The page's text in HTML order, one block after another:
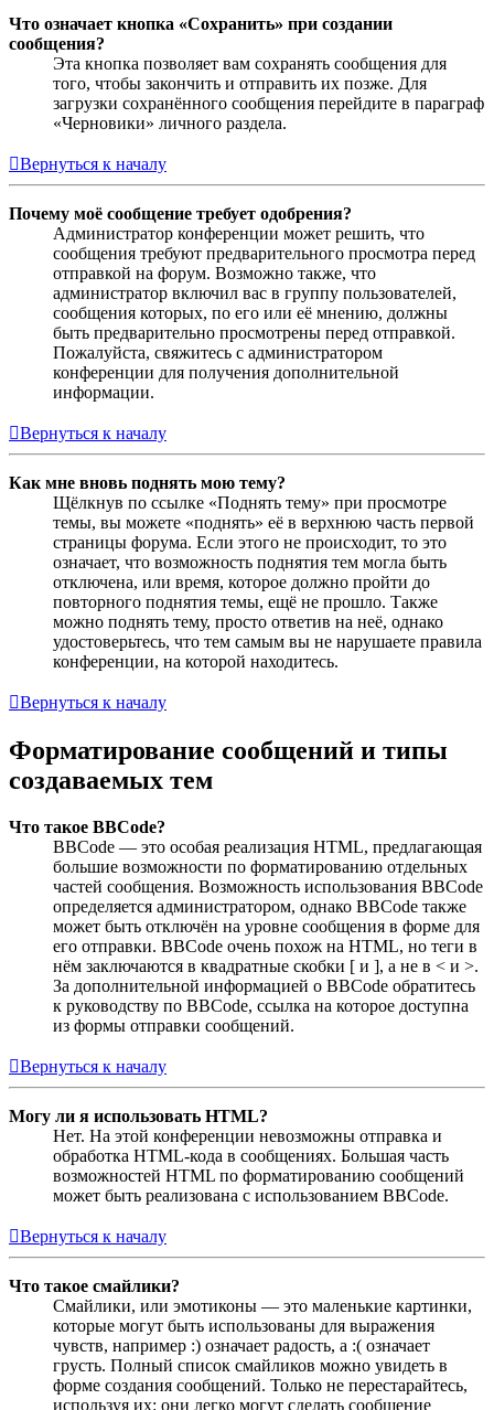
Что означает кнопка «Сохранить» при создании
сообщения?
Эта кнопка позволяет вам сохранять сообщения для
того, чтобы закончить и отправить их позже. Для
загрузки сохранённого сообщения перейдите в параграф
«Черновики» личного раздела.
Вернуться к началу
Почему моё сообщение требует одобрения?
Администратор конференции может решить, что
сообщения требуют предварительного просмотра перед
отправкой на форум. Возможно также, что
администратор включил вас в группу пользователей,
сообщения которых, по его или её мнению, должны
быть предварительно просмотрены перед отправкой.
Пожалуйста, свяжитесь с администратором
конференции для получения дополнительной
информации.
Вернуться к началу
Как мне вновь поднять мою тему?
Щёлкнув по ссылке «Поднять тему» при просмотре
темы, вы можете «поднять» её в верхнюю часть первой
страницы форума. Если этого не происходит, то это
означает, что возможность поднятия тем могла быть
отключена, или время, которое должно пройти до
повторного поднятия темы, ещё не прошло. Также
можно поднять тему, просто ответив на неё, однако
удостоверьтесь, что тем самым вы не нарушаете правила
конференции, на которой находитесь.
Вернуться к началу
Форматирование сообщений и типы
создаваемых тем
Что такое BBCode?
BBCode — это особая реализация HTML, предлагающая
большие возможности по форматированию отдельных
частей сообщения. Возможность использования BBCode
определяется администратором, однако BBCode также
может быть отключён на уровне сообщения в форме для
его отправки. BBCode очень похож на HTML, но теги в
нём заключаются в квадратные скобки [ и ], а не в < и >.
За дополнительной информацией о BBCode обратитесь
к руководству по BBCode, ссылка на которое доступна
из формы отправки сообщений.
Вернуться к началу
Могу ли я использовать HTML?
Нет. На этой конференции невозможны отправка и
обработка HTML-кода в сообщениях. Большая часть
возможностей HTML по форматированию сообщений
может быть реализована с использованием BBCode.
Вернуться к началу
Что такое смайлики?
Смайлики, или эмотиконы — это маленькие картинки,
которые могут быть использованы для выражения
чувств, например :) означает радость, а :( означает
грусть. Полный список смайликов можно увидеть в
форме создания сообщений. Только не перестарайтесь,
используя их: они легко могут сделать сообщение